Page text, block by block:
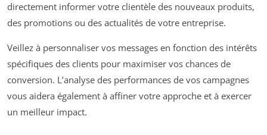
directement informer votre clientèle des nouveaux produits,
des promotions ou des actualités de votre entreprise.
Veillez à personnaliser vos messages en fonction des intérêts
spécifiques des clients pour maximiser vos chances de
conversion. L’analyse des performances de vos campagnes
vous aidera également à affiner votre approche et à exercer
un meilleur impact.